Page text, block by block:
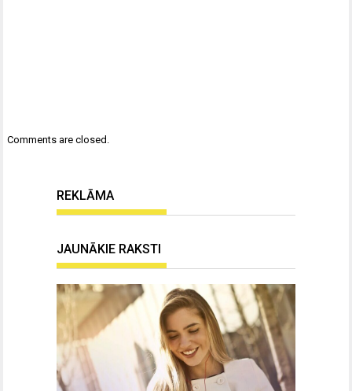
Comments are closed.
REKLĀMA
JAUNĀKIE RAKSTI